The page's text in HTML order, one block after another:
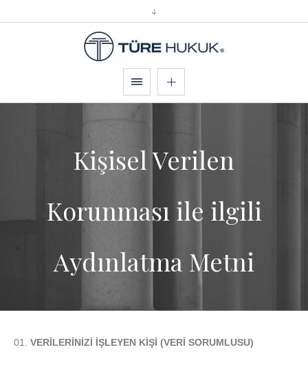
Kişisel Verilen
Korunması ile ilgili
Aydınlatma Metni
VERİLERİNİZİ İŞLEYEN KİŞİ (VERİ SORUMLUSU)